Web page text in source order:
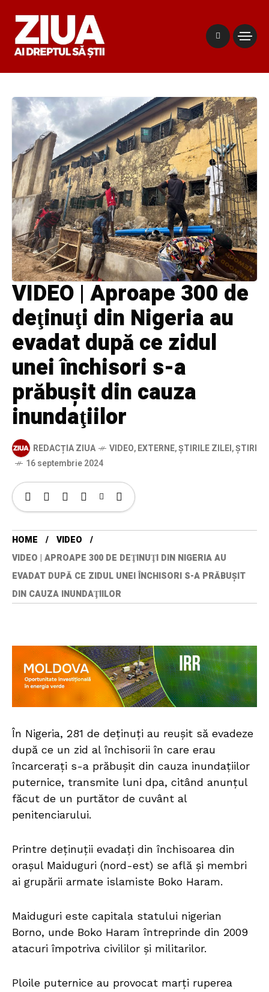
VIDEO | Aproape 300 de
deţinuţi din Nigeria au
evadat după ce zidul
unei închisori s-a
prăbuşit din cauza
inundaţiilor
REDACȚIA ZIUA VIDEO,EXTERNE,ȘTIRILE ZILEI,ȘTIRI
16 septembrie 2024
HOME
VIDEO
VIDEO | APROAPE 300 DE DEŢINUŢI DIN NIGERIA AU
EVADAT DUPĂ CE ZIDUL UNEI ÎNCHISORI S-A PRĂBUŞIT
DIN CAUZA INUNDAŢIILOR
În Nigeria, 281 de deţinuţi au reuşit să evadeze
după ce un zid al închisorii în care erau
încarceraţi s-a prăbuşit din cauza inundaţiilor
puternice, transmite luni dpa, citând anunţul
făcut de un purtător de cuvânt al
penitenciarului.
Printre deţinuţii evadaţi din închisoarea din
oraşul Maiduguri (nord-est) se află şi membri
ai grupării armate islamiste Boko Haram.
Maiduguri este capitala statului nigerian
Borno, unde Boko Haram întreprinde din 2009
atacuri împotriva civililor şi militarilor.
Ploile puternice au provocat marţi ruperea